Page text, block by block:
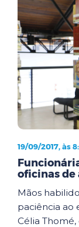
19/09/2017, às
oficinas
Mãos
paciência ao
Célia